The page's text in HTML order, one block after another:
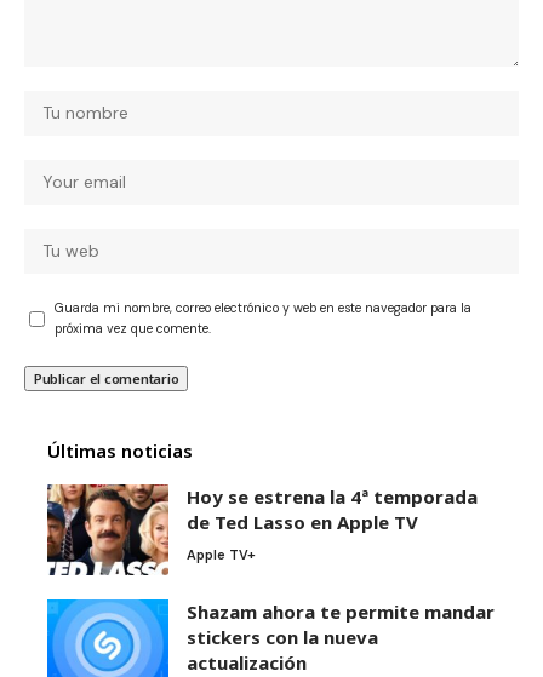
Guarda mi nombre, correo electrónico y web en este navegador para la
próxima vez que comente.
Últimas noticias
Hoy se estrena la 4ª temporada
de Ted Lasso en Apple TV
Apple TV+
Shazam ahora te permite mandar
stickers con la nueva
actualización